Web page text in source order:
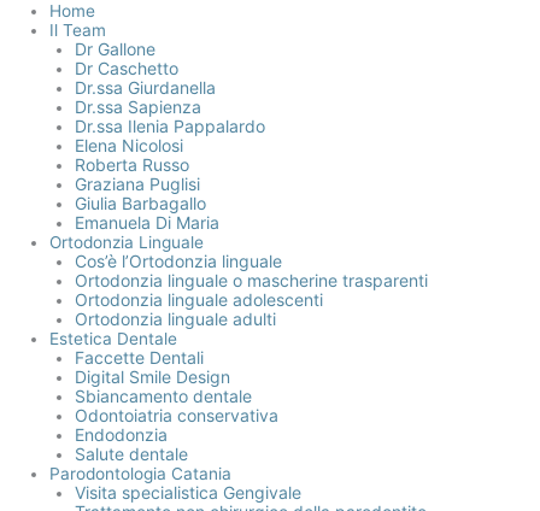
Home
Il Team
Dr Gallone
Dr Caschetto
Dr.ssa Giurdanella
Dr.ssa Sapienza
Dr.ssa Ilenia Pappalardo
Elena Nicolosi
Roberta Russo
Graziana Puglisi
Giulia Barbagallo
Emanuela Di Maria
Ortodonzia Linguale
Cos’è l’Ortodonzia linguale
Ortodonzia linguale o mascherine trasparenti
Ortodonzia linguale adolescenti
Ortodonzia linguale adulti
Estetica Dentale
Faccette Dentali
Digital Smile Design
Sbiancamento dentale
Odontoiatria conservativa
Endodonzia
Salute dentale
Parodontologia Catania
Visita specialistica Gengivale